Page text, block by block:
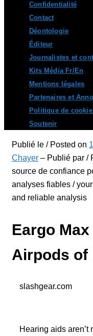
Confidentialité
Contact
Déontologie
Éditeur
Journalistes et
Kits Média Fr/En
Mentions légales
Partenaires et
Politique de
Soutenir
Publié le / Posted on
Chayer – Publié par /
source de confiance
analyses fiables /
and reliable analysis
Eargo
Airpods of
slashgear.com
Hearing aids